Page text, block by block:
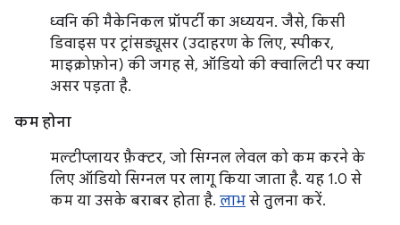
ध्वनि की मैकेनिकल प्रॉपर्टी का अध्ययन. जैसे, किसी
डिवाइस पर ट्रांसड्यूसर (उदाहरण के लिए, स्पीकर,
माइक्रोफ़ोन) की जगह से, ऑडियो की क्वालिटी पर क्या
असर पड़ता है.
कम होना
मल्टीप्लायर फ़ैक्टर, जो सिग्नल लेवल को कम करने के
लिए ऑडियो सिग्नल पर लागू किया जाता है. यह 1.0 से
कम या उसके बराबर होता है. लाभ से तुलना करें.